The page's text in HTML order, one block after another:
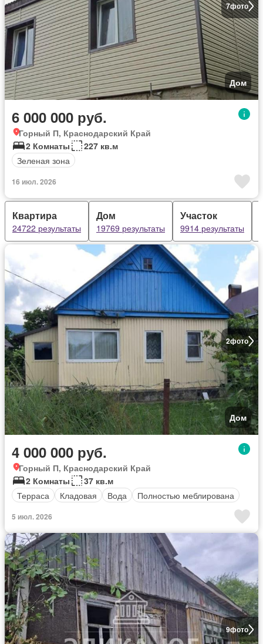
7фото
Дом
6 000 000 руб.
Горный П, Краснодарский Край
2 Комнаты
227 кв.м
Зеленая зона
16 июл. 2026
Квартира
24722 результаты
Дом
19769 результаты
Участок
9914 результаты
2фото
Дом
4 000 000 руб.
Горный П, Краснодарский Край
2 Комнаты
37 кв.м
Терраса
Кладовая Вода Полностью меблирована
5 июл. 2026
9фото